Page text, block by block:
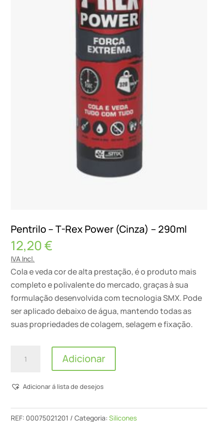
Pentrilo – T-Rex Power (Cinza) – 290ml
12,20€
IVA Incl.
Cola e veda cor de alta prestação, é o produto mais
completo e polivalente do mercado, graças à sua
formulação desenvolvida com tecnologia SMX. Pode
ser aplicado debaixo de água, mantendo todas as
suas propriedades de colagem, selagem e fixação.
Quantidade
-
Rex
Adicionar
Adicionar á lista de desejos
REF: 00075021201 Categoria:Silicones